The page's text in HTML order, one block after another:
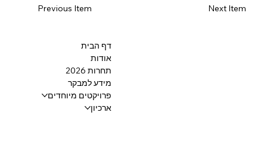
Next Item
Previous Item
דף הבית
אודות
תחרות 2026
מידע למבקר
פרויקטים מיוחדים
ארכיון